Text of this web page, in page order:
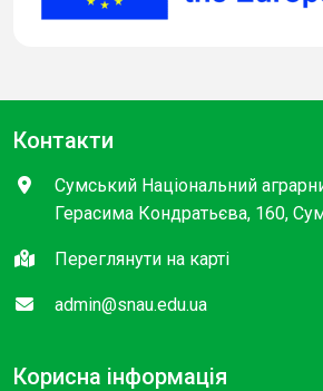
Контакти
Сумський Національний
Герасима Кондратьєва, 160,
Переглянути на карті
admin@snau.edu.ua
Корисна інформація